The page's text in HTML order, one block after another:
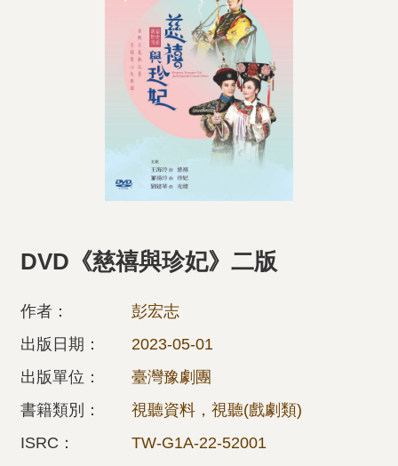
DVD《慈禧與珍妃》二版
作者：
彭宏志
出版日期：
2023-05-01
出版單位：
臺灣豫劇團
書籍類別：
視聽資料，視聽(戲劇類)
ISRC：
TW-G1A-22-52001